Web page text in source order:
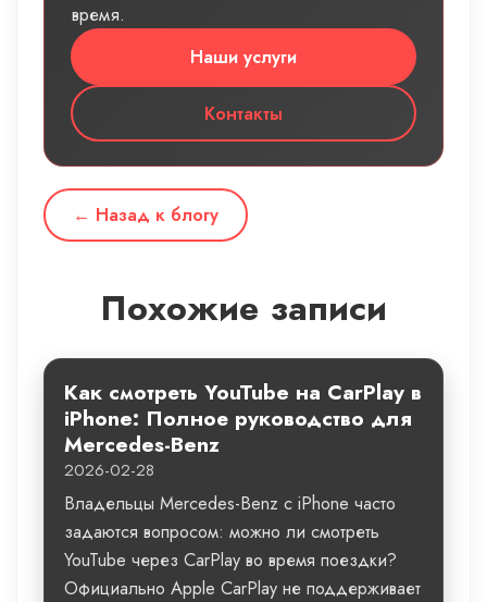
время.
Наши услуги
Контакты
← Назад к блогу
Похожие записи
Как смотреть YouTube на CarPlay в
iPhone: Полное руководство для
Mercedes-Benz
2026-02-28
Владельцы Mercedes-Benz с iPhone часто
задаются вопросом: можно ли смотреть
YouTube через CarPlay во время поездки?
Официально Apple CarPlay не поддерживает